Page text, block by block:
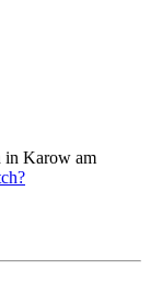
in Karow am